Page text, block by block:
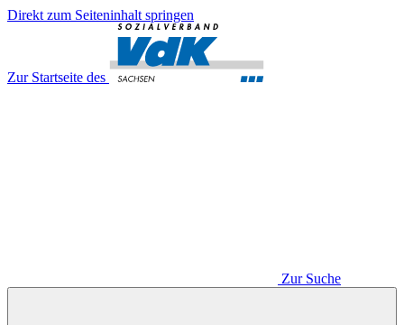
Direkt zum Seiteninhalt springen
Zur Startseite des
Zur Suche